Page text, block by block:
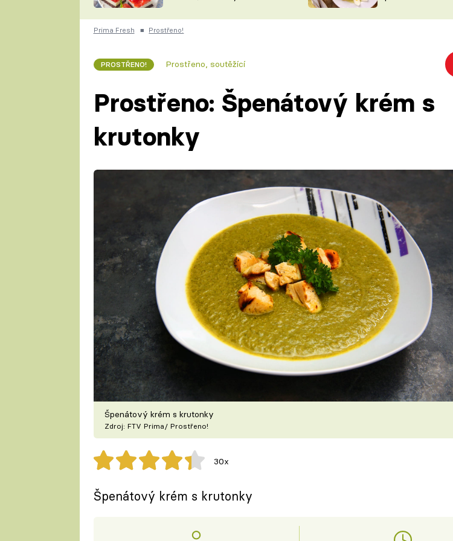
ČESKO NA TALÍŘI
KUCHAŘKA
VYCHYTÁVKY
Prima Fresh ■ Prostřeno!
PROSTŘENO! Prostřeno, soutěžící
Prostřeno: Špenátový krém s
krutonky
Špenátový krém s krutonky
Zdroj: FTV Prima/ Prostřeno!
30x
Špenátový krém s krutonky